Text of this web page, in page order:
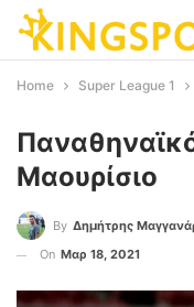
Home Super League 1
Μαουρίσιο
By Δημήτρης
On Μαρ 18, 2021